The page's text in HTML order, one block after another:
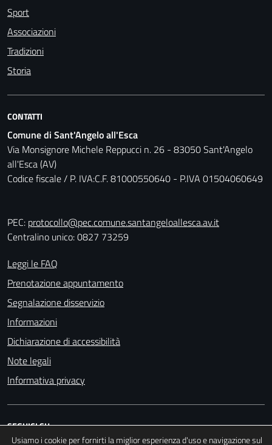
Sport
Associazioni
Tradizioni
Storia
CONTATTI
Comune di Sant'Angelo all'Esca
Via Monsignore Michele Reppucci n. 26 - 83050 Sant'Angelo
all'Esca (AV)
Codice fiscale / P. IVA:C.F. 81000550640 - P.IVA 01504060649
PEC: protocollo@pec.comune.santangeloallesca.av.it
Centralino unico: 0827 73259
Leggi le FAQ
Prenotazione appuntamento
Segnalazione disservizio
Informazioni
Dichiarazione di accessibilità
Note legali
Informativa privacy
SEGUICI SU
Usiamo i cookie per fornirti la miglior esperienza d'uso e navigazione sul